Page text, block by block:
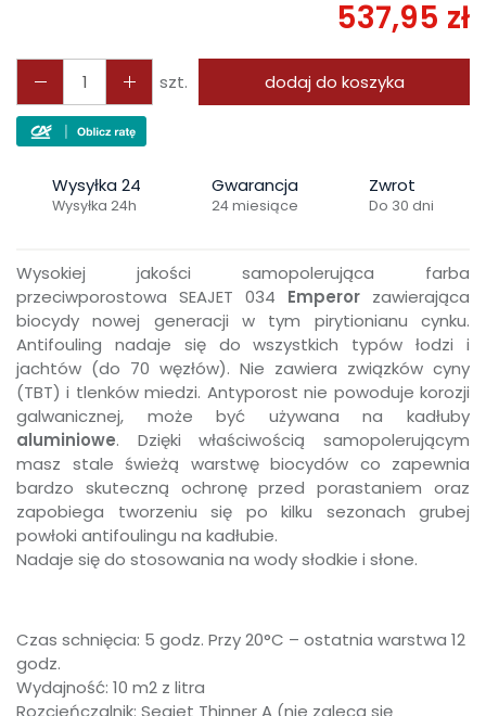
537,95 zł
szt. dodaj do koszyka
Wysyłka 24
Wysyłka 24h
Gwarancja
24 miesiące
Zwrot
Do 30 dni
Wysokiej jakości samopolerująca farba
przeciwporostowa SEAJET 034 Emperor zawierająca
biocydy nowej generacji w tym pirytionianu cynku.
Antifouling nadaje się do wszystkich typów łodzi i
jachtów (do 70 węzłów). Nie zawiera związków cyny
(TBT) i tlenków miedzi. Antyporost nie powoduje korozji
galwanicznej, może być używana na kadłuby
aluminiowe. Dzięki właściwością samopolerującym
masz stale świeżą warstwę biocydów co zapewnia
bardzo skuteczną ochronę przed porastaniem oraz
zapobiega tworzeniu się po kilku sezonach grubej
powłoki antifoulingu na kadłubie.
Nadaje się do stosowania na wody słodkie i słone.
Czas schnięcia: 5 godz. Przy 20°C – ostatnia warstwa 12
godz.
Wydajność: 10 m2 z litra
Rozcieńczalnik: Seajet Thinner A (nie zaleca się